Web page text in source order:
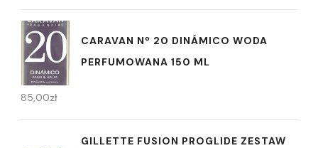
CARAVAN Nº 20 DINÁMICO WODA
PERFUMOWANA 150 ML
85,00zł
GILLETTE FUSION PROGLIDE ZESTAW